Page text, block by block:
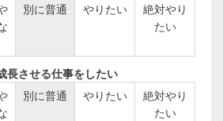
別に普通 やりたい
絶対やり
たい
長させる仕事をしたい
別に普通 やりたい
絶対やり
たい